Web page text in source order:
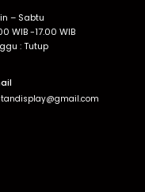
– Sabtu
WIB -17.00 WIB
: Tutup